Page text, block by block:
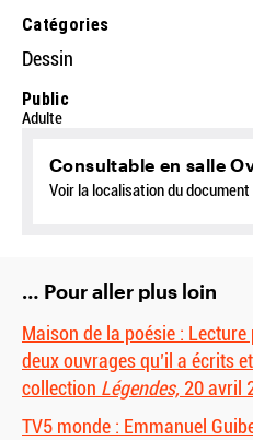
Catégories
Dessin
Public
Adulte
Consultable en salle
Voir la localisation du
… Pour aller plus loin
Maison de la poésie :
deux ouvrages qu’il a écrits
collection Légendes, 20 avril
TV5 monde : Emmanuel